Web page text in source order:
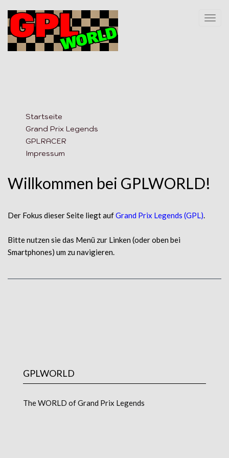
Startseite
Grand Prix Legends
GPLRACER
Impressum
Willkommen bei GPLWORLD!
Der Fokus dieserSeite liegt aufGrand Prix Legends (GPL).
Bitte nutzen sie das Menü zur Linken (oder oben bei
Smartphones) um zu navigieren.
GPLWORLD
TheWORLD of Grand Prix Legends